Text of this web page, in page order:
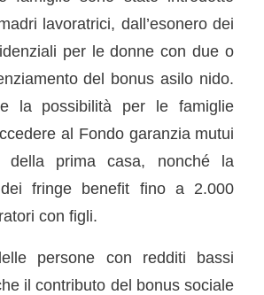
lavoratrici, dall’esonero dei
per le donne con due o
del bonus asilo nido.
la possibilità per le famiglie
al Fondo garanzia mutui
della prima casa, nonché la
dei fringe benefit fino a 2.000
con figli.
persone con redditi bassi
il contributo del bonus sociale